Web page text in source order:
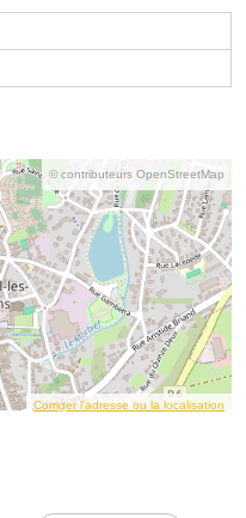
© contributeurs OpenStreetMap
Corriger l’adresse ou la localisation